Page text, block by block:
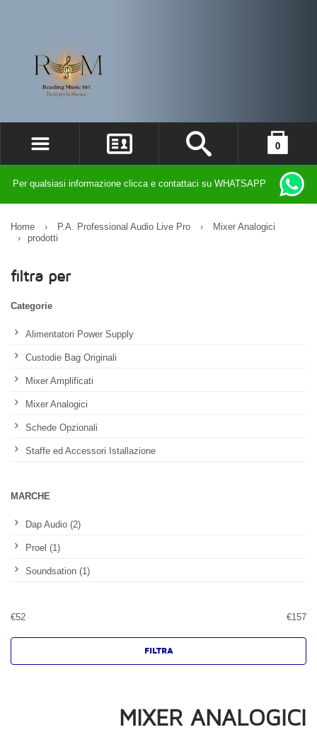
ACCEDI
REGISTRATI
0
Per qualsiasi informazione clicca e contattaci su WHATSAPP
Home › P.A. Professional Audio Live Pro ›
Mixer Analogici
›
prodotti
filtra per
Categorie
Alimentatori Power Supply
Custodie Bag Originali
Mixer Amplificati
Mixer Analogici
Schede Opzionali
Staffe ed Accessori Istallazione
MARCHE
Dap Audio (2)
Proel (1)
Soundsation (1)
€52 €157
MIXER ANALOGICI